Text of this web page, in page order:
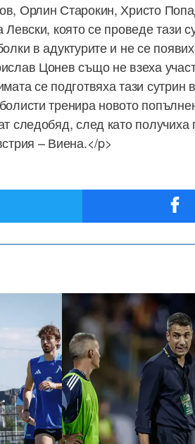
Орлин Старокин, Христо
Левски, която се проведе тази
в адуктурите и не се
Цонев също не взеха
се подготвяха тази
тренира новото
следобяд, след като
– Виена.</p>